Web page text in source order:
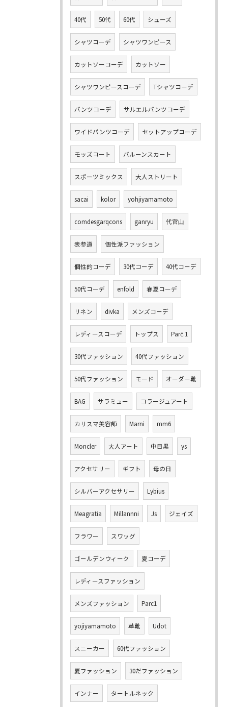
40代 50代 60代 シューズ
シャツコーデ シャツワンピース
カットソーコーデ カットソー
シャツワンピースコーデ Tシャツコーデ
パンツコーデ サルエルパンツコーデ
ワイドパンツコーデ セットアップコーデ
モッズコート バルーンスカート
スポーツミックス 大人ストリート
sacai kolor yohjiyamamoto
comdesgarqcons ganryu 代官山
表参道 個性派ファッション
個性的コーデ 30代コーデ 40代コーデ
50代コーデ enfold 春夏コーデ
リネン divka メンズコーデ
レディースコーデ トップス Parć.1
30代ファッション 40代ファッション
50代ファッション モード オーダー靴
BAG サラミュー コラージュアート
カリスマ美容師 Marni mm6
Moncler 大人アート 中目黒 ys
アクセサリー ギフト 母の日
シルバーアクセサリー Lybius
Meagratia Millannni Js ジェイズ
フラワー スワッグ
ゴールデンウィーク 夏コーデ
レディースファッション
メンズファッション Parc1
yojiyamamoto 革靴 Udot
スニーカー 60代ファッション
夏ファッション 30だファッション
インナー タートルネック